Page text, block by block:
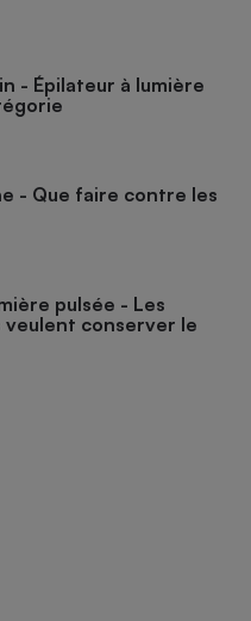
- Épilateur à lumière
- Que faire contre les
pulsée - Les
veulent conserver le